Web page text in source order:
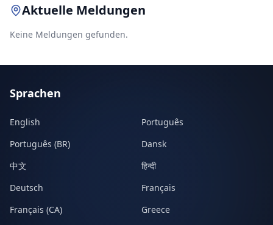
Aktuelle Meldungen
Keine Meldungen gefunden.
Sprachen
English
Português
Português (BR)
Dansk
中文
हिन्दी
Deutsch
Français
Français (CA)
Greece